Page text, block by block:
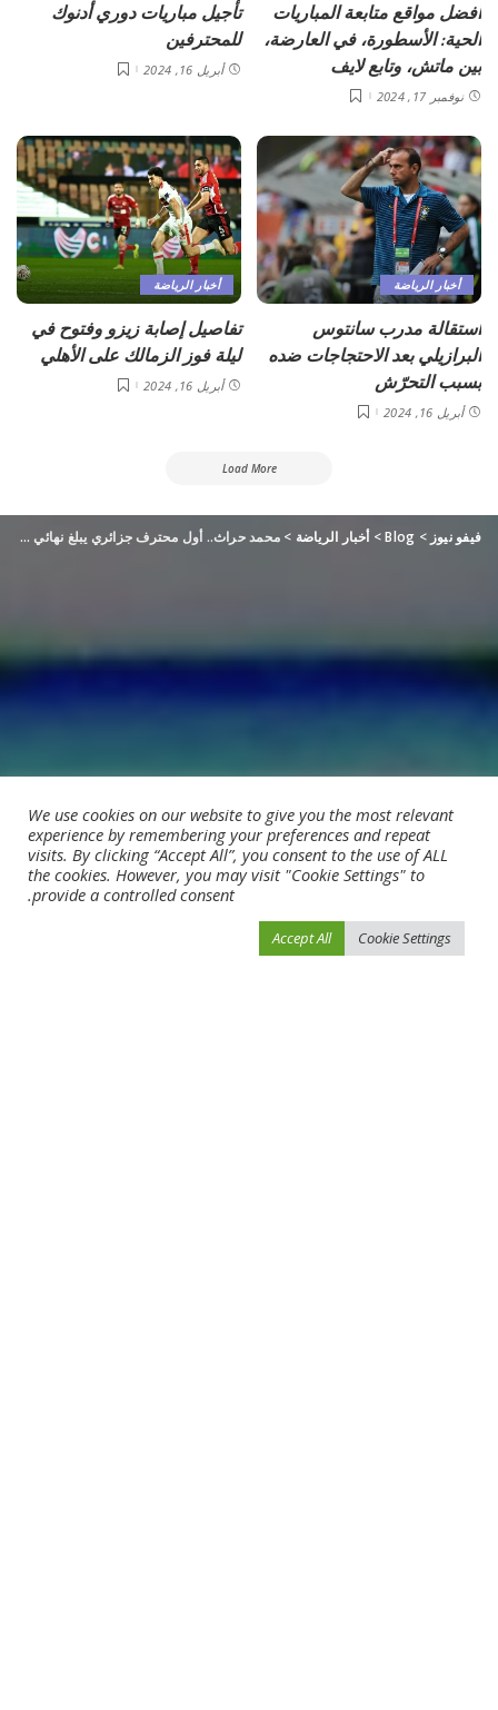
أفضل مواقع متابعة المباريات
الحية: الأسطورة، في العارضة،
بين ماتش، وتابع لايف
نوفمبر 17, 2024
تأجيل مباريات دوري أدنوك
للمحترفين
أبريل 16, 2024
أخبار الرياضة
استقالة مدرب سانتوس
البرازيلي بعد الاحتجاجات ضده
بسبب التحرّش
أبريل 16, 2024
أخبار الرياضة
تفاصيل إصابة زيزو وفتوح في
ليلة فوز الزمالك على الأهلي
أبريل 16, 2024
Load More
فيفو نيوز >
Blog
> أخبار الرياضة > محمد حراث.. أول محترف جزائري يبلغ نهائي دوري السلة
We use cookies on our website to give you the most relevant
experience by remembering your preferences and repeat
visits. By clicking “Accept All”, you consent to the use of ALL
the cookies. However, you may visit "Cookie Settings" to
provide a controlled consent.
Cookie Settings
Accept All